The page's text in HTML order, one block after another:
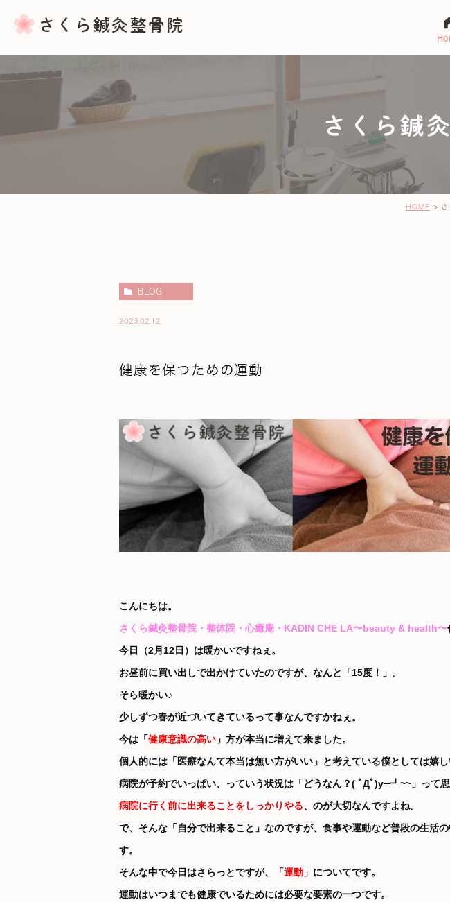
マタニティ整体
バランス整体・ふくらはぎマッサージ
さくら鍼
HOME
BLOG
2023.02.12
健康を保つための運動
こんにちは。
さくら鍼灸整骨院・整体院・心癒庵・KADIN CHE LA〜beauty & health〜
今日（2月12日）は暖かいですねぇ。
お昼前に買い出しで出かけていたのですが、なんと「15度！」。
そら暖かい♪
少しずつ春が近づいてきているって事なんですかねぇ。
今は「健康意識の高い 」方が本当に増えて来ました。
個人的には「医療なんて本当は無い方がいい」と考えている僕としては嬉し
病院が予約でいっぱい、っていう状況は「どうなん？( ﾟДﾟ)y─┛~~」って思
病院に行く前に出来ることをしっかりやる、のが大切なんですよね。
で、そんな「自分で出来ること」なのですが、食事や運動など普段の生活
す。
そんな中で今日はさらっとですが、「運動 」についてです。
運動はいつまでも健康でいるためには必要な要素の一つです。